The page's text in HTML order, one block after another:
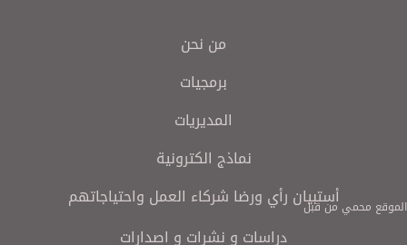
من نحن
برمجيات
المديريات
نماذج الكترونية
أستبيان رأي ورضا شركاء العمل واحتياجاتهم
دراسات و نشرات و اصدارات
الموقع محمي من قبل